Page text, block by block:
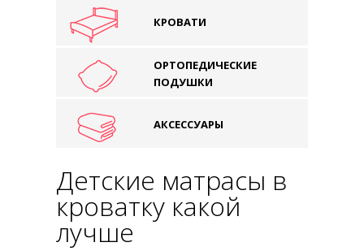
КРОВАТИ
ОРТОПЕДИЧЕСКИЕ
ПОДУШКИ
АКСЕССУАРЫ
Детские матрасы в
кроватку какой
лучше